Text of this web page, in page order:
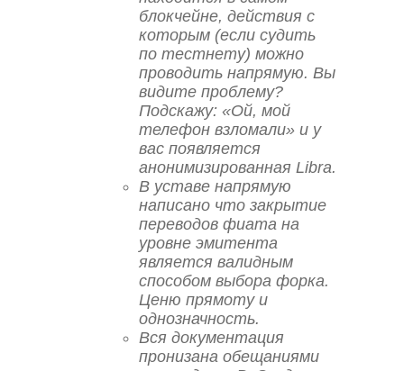
блокчейне, действия с
которым (если судить
по тестнету) можно
проводить напрямую. Вы
видите проблему?
Подскажу: «Ой, мой
телефон взломали» и у
вас появляется
анонимизированная Libra.
В уставе напрямую
написано что закрытие
переводов фиата на
уровне эмитента
является валидным
способом выбора форка.
Ценю прямоту и
однозначность.
Вся документация
пронизана обещаниями